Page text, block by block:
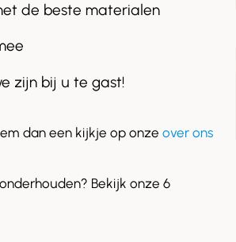
de beste materialen
zijn bij u te gast!
dan een kijkje op onze over ons
Bekijk onze 6